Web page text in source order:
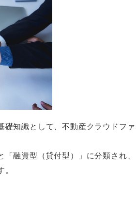
礎知識として、不動産クラウドファ
融資型（貸付型）」に分類され、